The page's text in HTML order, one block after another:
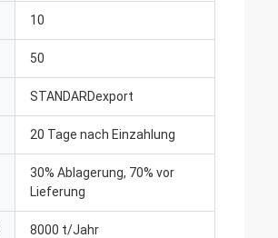
10
50
STANDARDexport
20 Tage nach Einzahlung
30% Ablagerung, 70% vor
Lieferung
8000 t/Jahr